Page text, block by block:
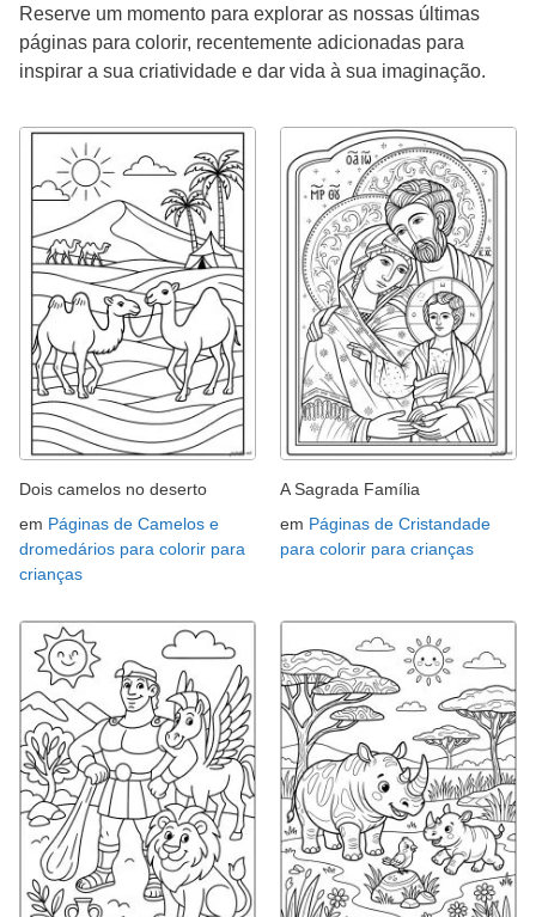
Reserve um momento para explorar as nossas últimas
páginas para colorir, recentemente adicionadas para
inspirar a sua criatividade e dar vida à sua imaginação.
Dois camelos no deserto
em Páginas de Camelos e
dromedários para colorir para
crianças
A Sagrada Família
em Páginas de Cristandade
para colorir para crianças